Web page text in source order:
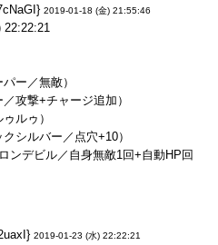
2019-01-18 (金) 21:55:46
22:22:21
ー／無敵）
攻撃+チャージ追加）
ルゥ）
シルバー／点穴+10）
ンデビル／自身無敵1回+自動HP回
2019-01-23 (水) 22:22:21